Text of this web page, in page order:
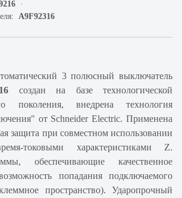
A9F92316
создан на базе технологической
поколения, внедрена технология
от Schneider Electric. Применена
защита при совместном использовании
токовыми характеристиками Z.
обеспечивающие качественное
попадания подключаемого
пространство). Ударопрочный